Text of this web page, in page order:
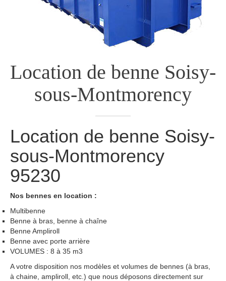
Location de benne Soisy-
sous-Montmorency
Location de benne Soisy-
sous-Montmorency
95230
Nos bennes en location :
Multibenne
Benne à bras, benne à chaîne
Benne Ampliroll
Benne avec porte arrière
VOLUMES : 8 à 35 m3
A votre disposition nos modèles et volumes de bennes (à bras,
à chaine, ampliroll, etc.) que nous déposons directement sur